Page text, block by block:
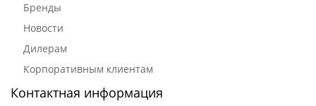
Бренды
Новости
Дилерам
Корпоративным клиентам
Контактная информация